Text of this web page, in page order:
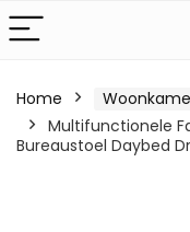
Home
Multifunctionele
Bureaustoel Daybed